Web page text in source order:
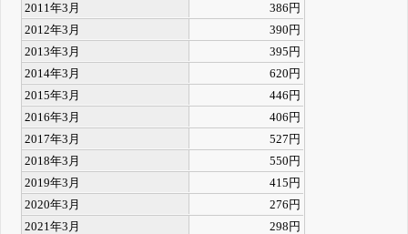
2011年3月
386円
2012年3月
390円
2013年3月
395円
2014年3月
620円
2015年3月
446円
2016年3月
406円
2017年3月
527円
2018年3月
550円
2019年3月
415円
2020年3月
276円
2021年3月
298円